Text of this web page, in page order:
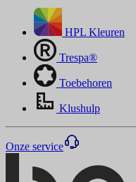
HPL Kleuren
Trespa®
Toebehoren
Klushulp
Onze service